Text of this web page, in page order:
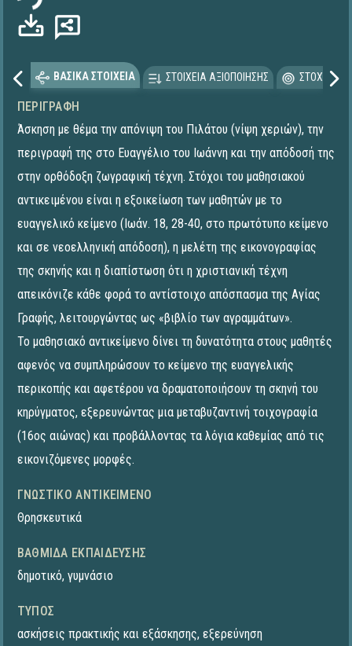
ΒΑΣΙΚΑ ΣΤΟΙΧΕΙΑ ΣΤΟΙΧΕΙΑ ΑΞΙΟΠΟΙΗΣΗΣ
ΠΕΡΙΓΡΑΦΉ
Άσκηση με θέμα την απόνιψη του Πιλάτου (νίψη χεριών), την
περιγραφή της στο Ευαγγέλιο του Ιωάννη και την απόδοσή της
στην ορθόδοξη ζωγραφική τέχνη. Στόχοι του μαθησιακού
αντικειμένου είναι η εξοικείωση των μαθητών με το
ευαγγελικό κείμενο (Ιωάν. 18, 28-40, στο πρωτότυπο κείμενο
και σε νεοελληνική απόδοση), η μελέτη της εικονογραφίας
της σκηνής και η διαπίστωση ότι η χριστιανική τέχνη
απεικόνιζε κάθε φορά το αντίστοιχο απόσπασμα της Αγίας
Γραφής, λειτουργώντας ως «βιβλίο των αγραμμάτων».
Το μαθησιακό αντικείμενο δίνει τη δυνατότητα στους μαθητές
αφενός να συμπληρώσουν το κείμενο της ευαγγελικής
περικοπής και αφετέρου να δραματοποιήσουν τη σκηνή του
κηρύγματος, εξερευνώντας μια μεταβυζαντινή τοιχογραφία
(16ος αιώνας) και προβάλλοντας τα λόγια καθεμίας από τις
εικονιζόμενες μορφές.
ΓΝΩΣΤΙΚΌ ΑΝΤΙΚΕΊΜΕΝΟ
Θρησκευτικά
ΒΑΘΜΊΔΑ ΕΚΠΑΊΔΕΥΣΗΣ
δημοτικό, γυμνάσιο
ΤΎΠΟΣ
ασκήσεις πρακτικής και εξάσκησης, εξερεύνηση